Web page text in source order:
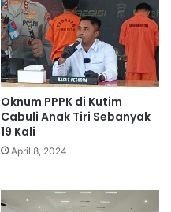
Oknum PPPK di Kutim
Cabuli Anak Tiri Sebanyak
19 Kali
April 8, 2024